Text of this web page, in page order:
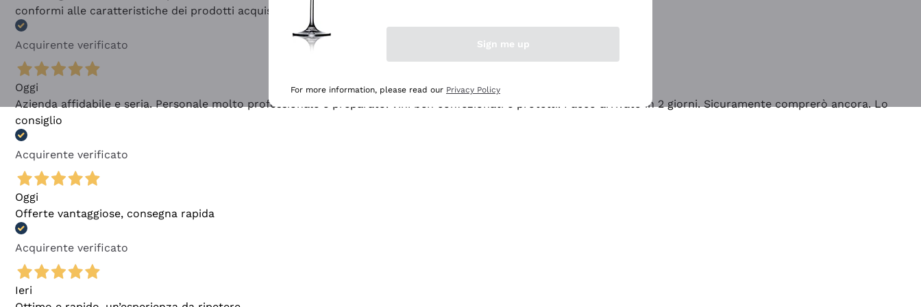
conformi alle caratteristiche dei prodotti acquistati
Acquirente verificato
Oggi
Azienda affidabile e seria. Personale molto professionale e preparato. Vini ben confezionati e protetti. Pacco arrivato in 2 giorni. Sicuramente comprerò ancora. Lo
consiglio
Acquirente verificato
Oggi
Offerte vantaggiose, consegna rapida
Acquirente verificato
Ieri
Sign me up
For more information, please read our Privacy Policy